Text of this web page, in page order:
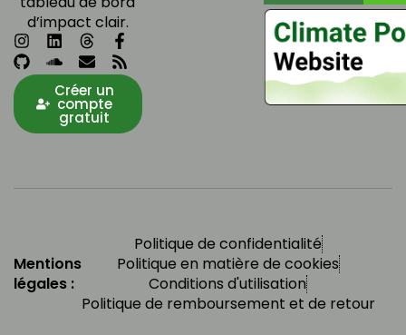
d’impact clair.
Créer un
compte
gratuit
Mentions
légales :
Politique de confidentialité
Politique en matière de cookies
Conditions d'utilisation
Politique de remboursement et de retour